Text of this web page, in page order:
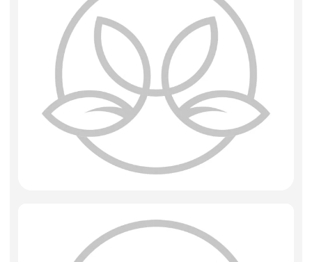
Игрушки мягкие
Сухоцветы